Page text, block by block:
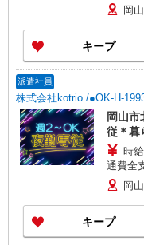
岡
キープ
派遣社員
株式会社kotrio /●OK-H-
岡山市
従＊暮
時
通費全
岡
キープ